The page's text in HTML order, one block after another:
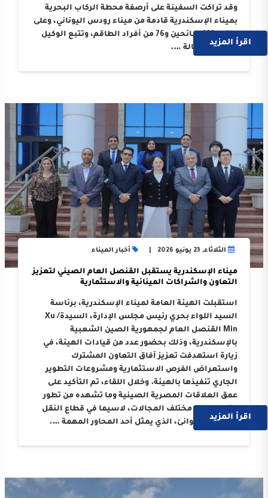
وقد تراكت السفينة على أرصفة محطة الركاب البحرية
بميناء الإسكندرية قادمة من ميناء رودس اليوناني، وعلى
متنها 103 سائحين و76 من أفراد الطاقم، وتتبع الوكيل
الملاحي “وكالة ….
اقرأ المزيد
الثلاثاء, 23 يونيو 2026 أخبار الميناء
ميناء الإسكندرية يستقبل القنصل العام الصيني لتعزيز
التعاون والشراكات المينائية والاستثمارية
استقبلت الهيئة العامة لميناء الإسكندرية، برئاسة
السيد اللواء بحري رئيس مجلس الإدارة، السيدة/ Xu
Min القنصل العام لجمهورية الصين الشعبية
بالإسكندرية، وذلك بحضور عدد من قيادات الهيئة، في
زيارة استهدفت تعزيز آفاق التعاون المشترك
واستعراض الفرص الاستثمارية ومشروعات التطوير
الجاري تنفيذها بالهيئة. وخلال اللقاء، تم التأكيد على
عمق العلاقات المصرية الصينية وما تشهده من تطور
متواصل في مختلف المجالات، لاسيما في قطاع النقل
البحري والموانئ، الذي يمثل أحد المحاور المهمة ….
اقرأ المزيد